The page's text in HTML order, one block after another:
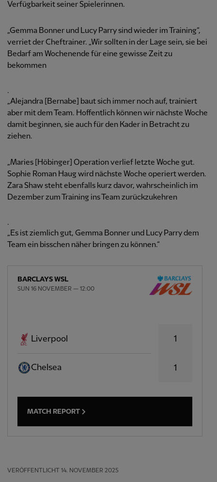
Verfügbarkeit seiner Spielerinnen.
„Gemma Bonner und Lucy Parry sind wieder im Training“,
verriet der Cheftrainer. „Wir sollten in der Lage sein, sie bei
Bedarf am Wochenende für eine gewisse Zeit zu
bekommen
.
„Alejandra [Bernabe] baut sich immer noch auf, trainiert
aber mit dem Team. Hoffentlich können wir nächste Woche
damit beginnen, sie auch für den Kader in Betracht zu
ziehen.
„Maries [Höbinger] Operation verlief letzte Woche gut.
Sophie Roman Haug wird nächste Woche operiert werden.
Zara Shaw steht ebenfalls kurz davor, wahrscheinlich im
Dezember zum Training ins Team zurückzukehren
.
„Es ist ziemlich gut, Gemma Bonner und Lucy Parry dem
Team ein bisschen näher bringen zu können.“
BARCLAYS WSL
SUN 16 NOVEMBER — 12:00
Liverpool
Chelsea
1
1
MATCH REPORT
VERÖFFENTLICHT 14. NOVEMBER 2025